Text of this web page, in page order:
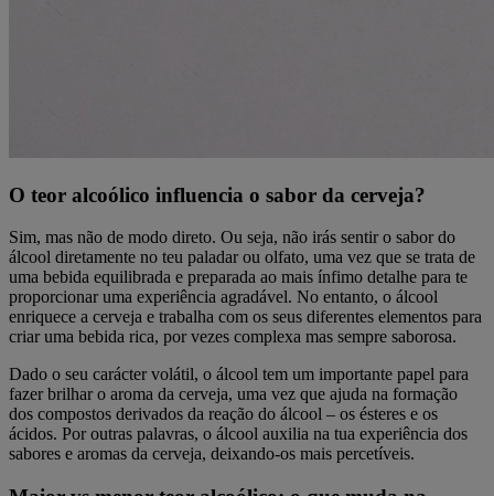
O teor alcoólico influencia o sabor da cerveja?
Sim, mas não de modo direto. Ou seja, não irás sentir o sabor do
álcool diretamente no teu paladar ou olfato, uma vez que se trata de
uma bebida equilibrada e preparada ao mais ínfimo detalhe para te
proporcionar uma experiência agradável. No entanto, o álcool
enriquece a cerveja e trabalha com os seus diferentes elementos para
criar uma bebida rica, por vezes complexa mas sempre saborosa.
Dado o seu carácter volátil, o álcool tem um importante papel para
fazer brilhar o aroma da cerveja, uma vez que ajuda na formação
dos compostos derivados da reação do álcool – os ésteres e os
ácidos. Por outras palavras, o álcool auxilia na tua experiência dos
sabores e aromas da cerveja, deixando-os mais percetíveis.